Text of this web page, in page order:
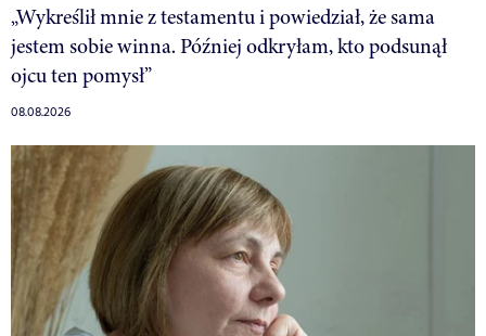
„Wykreślił mnie z testamentu i powiedział, że sama
jestem sobie winna. Później odkryłam, kto podsunął
ojcu ten pomysł”
08.08.2026